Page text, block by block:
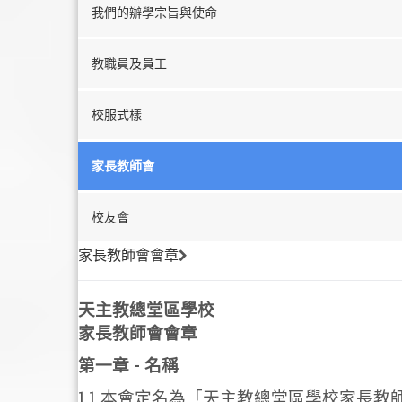
我們的辦學宗旨與使命
教職員及員工
校服式樣
家長教師會
校友會
家長教師會會章
天主教總堂區學校
家長教師會會章
第一章 - 名稱
1.1 本會定名為「天主教總堂區學校家長教